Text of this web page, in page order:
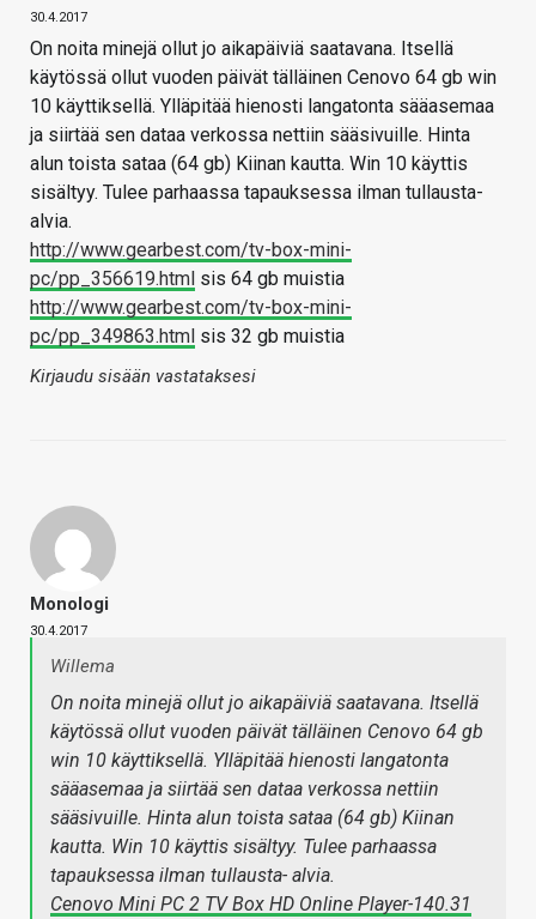
30.4.2017
On noita minejä ollut jo aikapäiviä saatavana. Itsellä
käytössä ollut vuoden päivät tälläinen Cenovo 64 gb win
10 käyttiksellä. Ylläpitää hienosti langatonta sääasemaa
ja siirtää sen dataa verkossa nettiin sääsivuille. Hinta
alun toista sataa (64 gb) Kiinan kautta. Win 10 käyttis
sisältyy. Tulee parhaassa tapauksessa ilman tullausta-
alvia.
http://www.gearbest.com/tv-box-mini-
pc/pp_356619.html sis 64 gb muistia
http://www.gearbest.com/tv-box-mini-
pc/pp_349863.html sis 32 gb muistia
Kirjaudu sisään vastataksesi
Monologi
30.4.2017
Willema
On noita minejä ollut jo aikapäiviä saatavana. Itsellä
käytössä ollut vuoden päivät tälläinen Cenovo 64 gb
win 10 käyttiksellä. Ylläpitää hienosti langatonta
sääasemaa ja siirtää sen dataa verkossa nettiin
sääsivuille. Hinta alun toista sataa (64 gb) Kiinan
kautta. Win 10 käyttis sisältyy. Tulee parhaassa
tapauksessa ilman tullausta- alvia.
Cenovo Mini PC 2 TV Box HD Online Player-140.31